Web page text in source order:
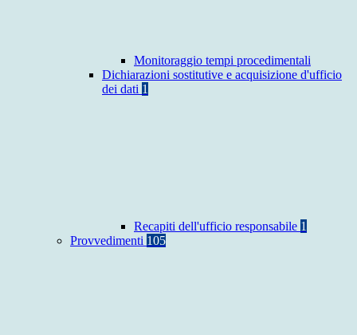
Monitoraggio tempi procedimentali
Dichiarazioni sostitutive e acquisizione d'ufficio
dei dati 1
Recapiti dell'ufficio responsabile 1
Provvedimenti 105